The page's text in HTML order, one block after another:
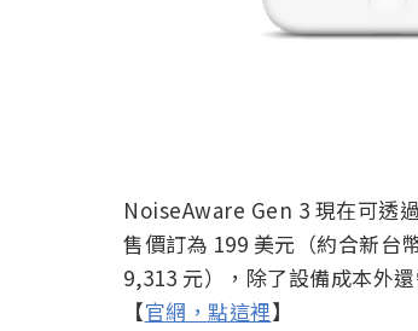
NoiseAware Gen 3 現在可透
售價訂為 199 美元（約合新台
9,313 元），除了設備成本外
【官網，點這裡】